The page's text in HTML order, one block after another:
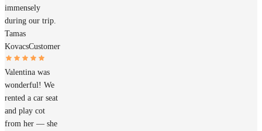
immensely
during our trip.
Tamas
KovacsCustomer
Valentina was
wonderful! We
rented a car seat
and play cot
from her — she